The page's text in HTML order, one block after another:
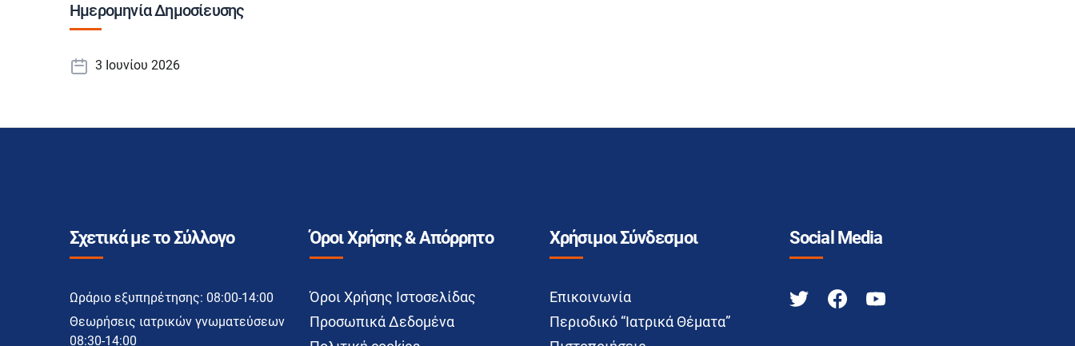
Ημερομηνία Δημοσίευσης
3 Ιουνίου 2026
Σχετικά με το Σύλλογο
Ωράριο εξυπηρέτησης: 08:00-14:00
Θεωρήσεις ιατρικών γνωματεύσεων
08:30-14:00
Όροι Χρήσης & Απόρρητο
Όροι Χρήσης Ιστοσελίδας
Προσωπικά Δεδομένα
Χρήσιμοι Σύνδεσμοι
Επικοινωνία
Περιοδικό “Ιατρικά Θέματα”
Social Media